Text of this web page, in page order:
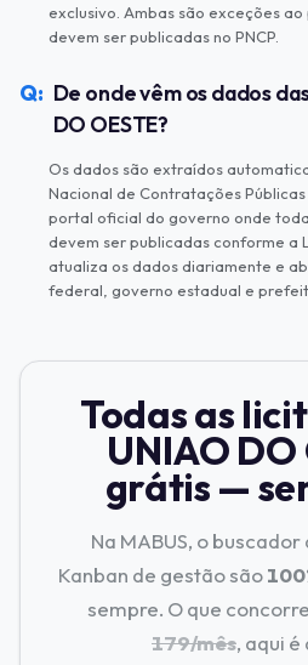
exclusivo. Ambas são exceções
devem ser publicadas no PNCP.
De onde vêm os dados
DO OESTE?
Os dados são extraídos
Nacional de Contratações
portal oficial do governo onde
devem ser publicadas conforme a
atualiza os dados diariamente e
federal, governo estadual e
Todas as
UNIAO DO
grátis —
Na MABUS, o
Kanban de gestão são
sempre. O que
179/mês, aqui